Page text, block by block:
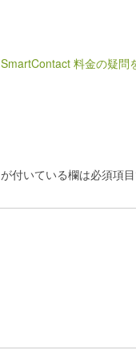
SmartContact 料金の疑問
が付いている欄は必須項